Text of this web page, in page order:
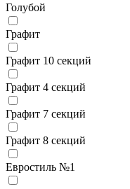
Голубой
Графит
Графит 10 секций
Графит 4 секций
Графит 7 секций
Графит 8 секций
Евростиль №1